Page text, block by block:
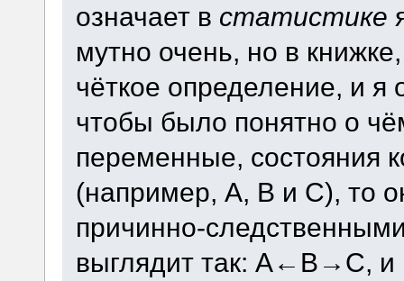
означает в статистике
мутно очень, но в
чёткое определение, и я
чтобы было понятно о
переменные, состояния
(например, A, B и C), то
причинно-
выглядит так: A←B→C, и